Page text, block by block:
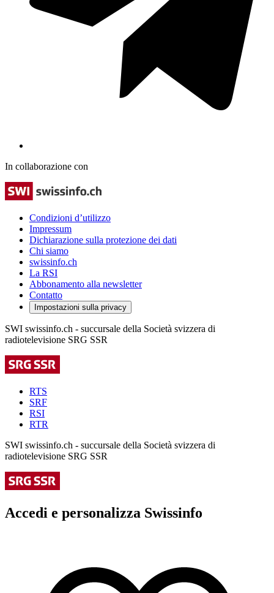
In collaborazione con
Condizioni d’utilizzo
Impressum
Dichiarazione sulla protezione dei dati
Chi siamo
swissinfo.ch
La RSI
Abbonamento alla newsletter
Contatto
Impostazioni sulla privacy
SWI swissinfo.ch - succursale della Società svizzera di
radiotelevisione SRG SSR
RTS
SRF
RSI
RTR
SWI swissinfo.ch - succursale della Società svizzera di
radiotelevisione SRG SSR
Accedi e personalizza Swissinfo